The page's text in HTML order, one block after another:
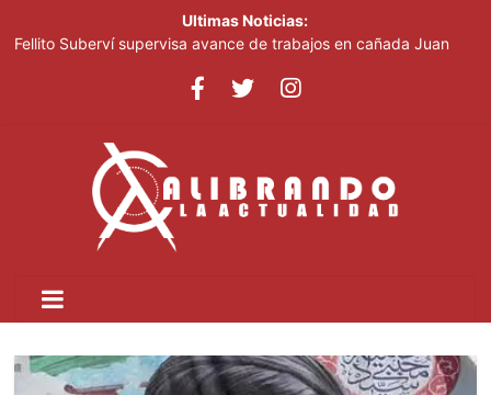
Ultimas Noticias:
Fellito Suberví supervisa avance de trabajos en cañada Juan
República Dominicana será sede del 1.er Congreso Internacional
COOPNAMA convoca a sus asociados a participar en las
Asambleas Distritales y General Ordinaria de Delegados
MICM lleva la Ruta Mipymes a San Pedro de Macorís
TNR e IICA unen esfuerzos para potenciar la modernización
agrícola en República Dominicana